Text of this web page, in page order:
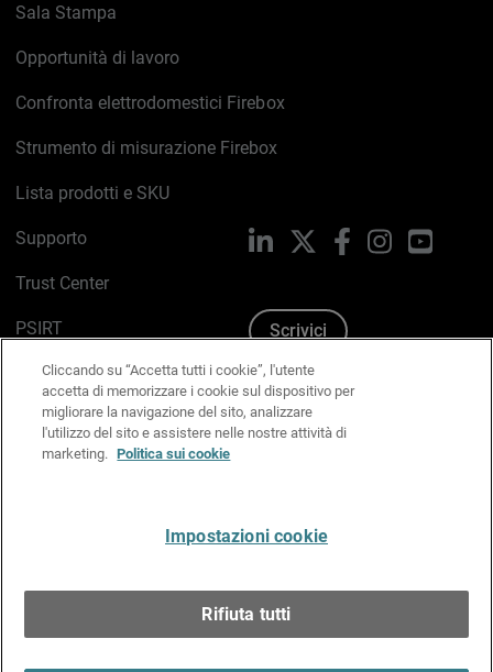
Sala Stampa
Opportunità di lavoro
Confronta elettrodomestici Firebox
Strumento di misurazione Firebox
Lista prodotti e SKU
Supporto
Trust Center
PSIRT
Politica sui cookie
Informativa sulla privacy
Kit Media & Brand
LinkedIn FacebookInstagram
Scrivici
Cliccando su “Accetta tutti i cookie”, l'utente
accetta di memorizzare i cookie sul dispositivo per
migliorare la navigazione del sito, analizzare
l'utilizzo del sito e assistere nelle nostre attività di
marketing. Politica sui cookie
Impostazioni cookie
Rifiuta tutti